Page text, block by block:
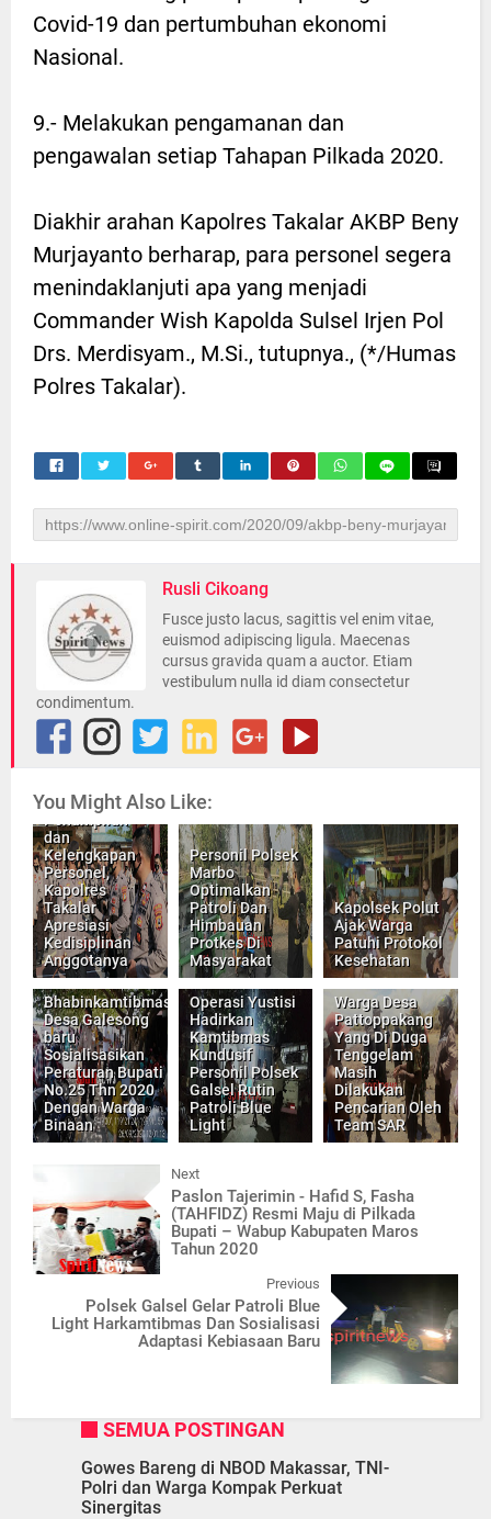
Covid-19 dan pertumbuhan ekonomi
Nasional.
9.- Melakukan pengamanan dan
pengawalan setiap Tahapan Pilkada 2020.
Diakhir arahan Kapolres Takalar AKBP Beny
Murjayanto berharap, para personel segera
menindaklanjuti apa yang menjadi
Commander Wish Kapolda Sulsel Irjen Pol
Drs. Merdisyam., M.Si., tutupnya., (*/Humas
Polres Takalar).
Rusli Cikoang
Fusce justo lacus, sagittis vel enim vitae,
euismod adipiscing ligula. Maecenas
cursus gravida quam a auctor. Etiam
vestibulum nulla id diam consectetur
condimentum.
You Might Also Like:
Cek
dan
Kelengkapan
Personel,
Kapolres
Takalar
Apresiasi
Kedisiplinan
Anggotanya
Personil Polsek
Marbo
Optimalkan
Patroli Dan
Himbauan
Protkes Di
Masyarakat
Kapolsek Polut
Ajak Warga
Patuhi Protokol
Kesehatan
Bhabinkamtibmas
Desa Galesong
baru
Sosialisasikan
Peraturan Bupati
No.25 Thn 2020
Dengan Warga
Binaan
Operasi Yustisi
Hadirkan
Kamtibmas
Kundusif
Personil Polsek
Galsel Rutin
Patroli Blue
Light
Warga Desa
Pattoppakang
Yang Di Duga
Tenggelam
Masih
Dilakukan
Pencarian Oleh
Team SAR
Next
Paslon Tajerimin - Hafid S, Fasha
(TAHFIDZ) Resmi Maju di Pilkada
Bupati – Wabup Kabupaten Maros
Tahun 2020
Previous
Polsek Galsel Gelar Patroli Blue
Light Harkamtibmas Dan Sosialisasi
Adaptasi Kebiasaan Baru
SEMUA POSTINGAN
Gowes Bareng di NBOD Makassar, TNI-
Polri dan Warga Kompak Perkuat
Sinergitas